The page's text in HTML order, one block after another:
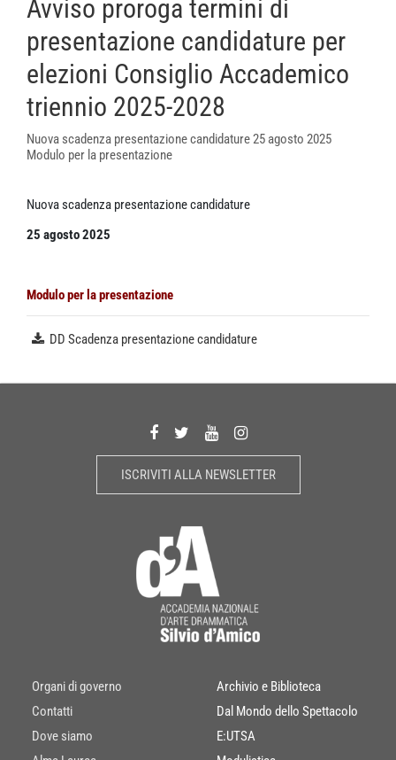
Avviso proroga termini di
presentazione candidature per
elezioni Consiglio Accademico
triennio 2025-2028
Nuova scadenza presentazione candidature 25 agosto 2025
Modulo per la presentazione
Nuova scadenza presentazione candidature
25 agosto 2025
Modulo per la presentazione
DD Scadenza presentazione candidature
ISCRIVITI ALLA NEWSLETTER
Organi di governo
Contatti
Dove siamo
Archivio e Biblioteca
Dal Mondo dello Spettacolo
E:UTSA